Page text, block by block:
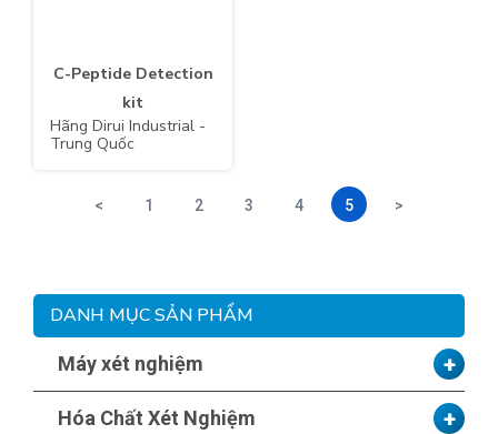
DANH MỤC SẢN PHẨM
+
Máy xét nghiệm
+
Hóa Chất Xét Nghiệm
C-Peptide Detection
kit
Hãng Dirui Industrial -
Trung Quốc
< 1 2 3 4 5 >